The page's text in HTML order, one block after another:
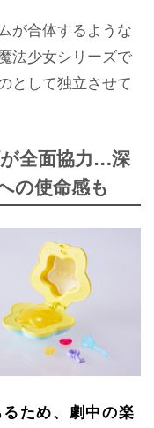
が合体するような
法少女シリーズで
として独立させて
全面協力…深
の使命感も
ため、劇中の楽